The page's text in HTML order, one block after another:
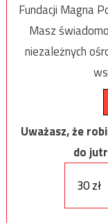
Fundacji Magna
Masz
niezależnych
Uważasz, że
do
30 zł